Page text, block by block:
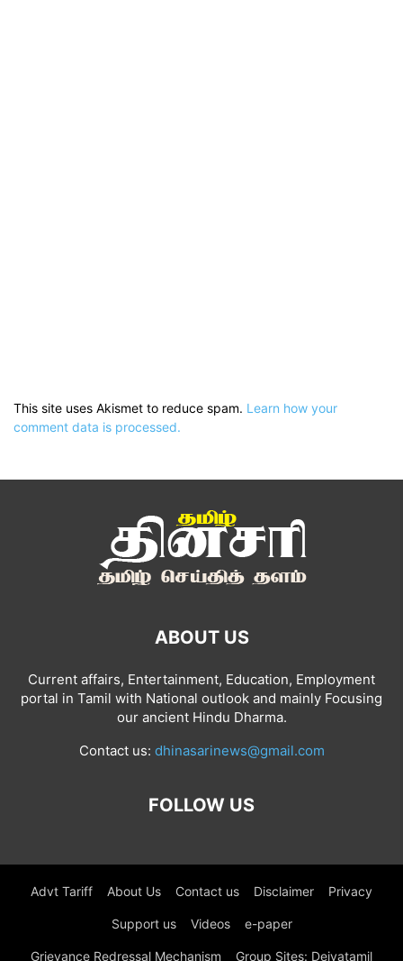
This site uses Akismet to reduce spam. Learn how your
comment data is processed.
ABOUT US
Current affairs, Entertainment, Education, Employment
portal in Tamil with National outlook and mainly Focusing
our ancient Hindu Dharma.
Contact us: dhinasarinews@gmail.com
FOLLOW US
Advt Tariff About Us Contact us Disclaimer Privacy
Support us Videos e-paper
Grievance Redressal Mechanism Group Sites: Deivatamil